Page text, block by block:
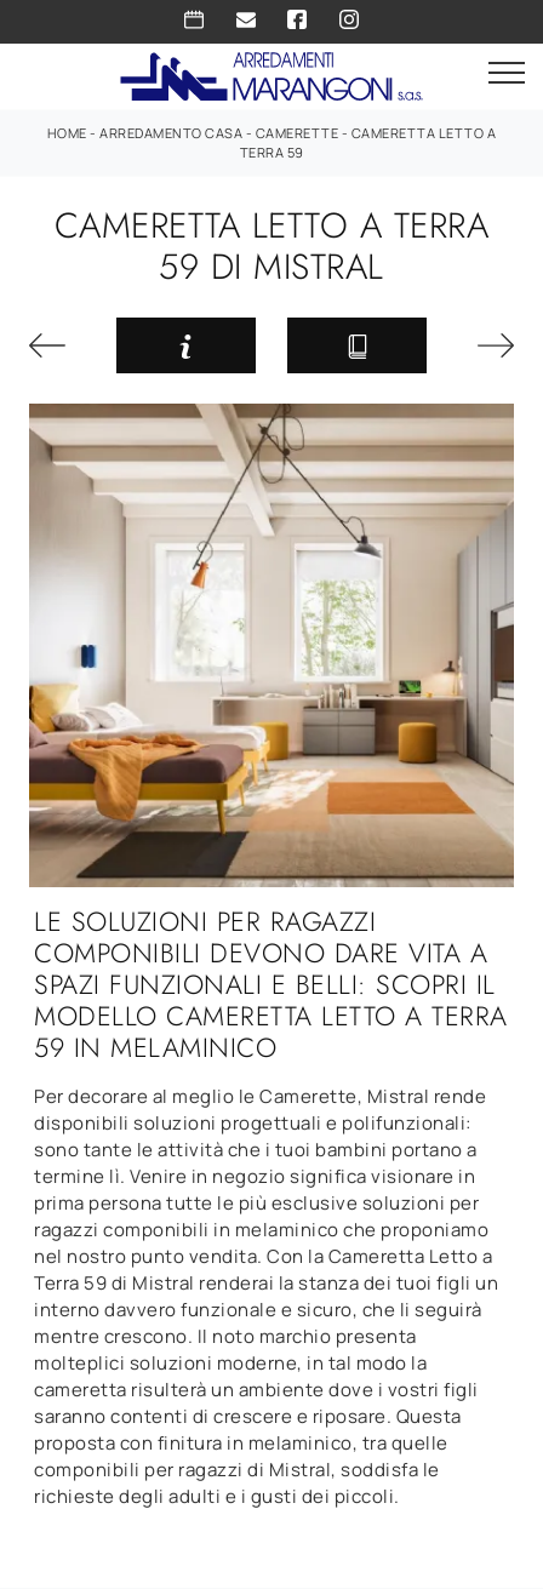
HOME -ARREDAMENTO CASA - CAMERETTE - CAMERETTA LETTO A
TERRA 59
CAMERETTA LETTO A TERRA
59 DI MISTRAL
LE SOLUZIONI PER RAGAZZI
COMPONIBILI DEVONO DARE VITA A
SPAZI FUNZIONALI E BELLI: SCOPRI IL
MODELLO CAMERETTA LETTO A TERRA
59 IN MELAMINICO
Per decorare al meglio le Camerette, Mistral rende
disponibili soluzioni progettuali e polifunzionali:
sono tante le attività che i tuoi bambini portano a
termine lì. Venire in negozio significa visionare in
prima persona tutte le più esclusive soluzioni per
ragazzi componibili in melaminico che proponiamo
nel nostro punto vendita. Con la Cameretta Letto a
Terra 59 di Mistral renderai la stanza dei tuoi figli un
interno davvero funzionale e sicuro, che li seguirà
mentre crescono. Il noto marchio presenta
molteplici soluzioni moderne, in tal modo la
cameretta risulterà un ambiente dove i vostri figli
saranno contenti di crescere e riposare. Questa
proposta con finitura in melaminico, tra quelle
componibili per ragazzi di Mistral, soddisfa le
richieste degli adulti e i gusti dei piccoli.